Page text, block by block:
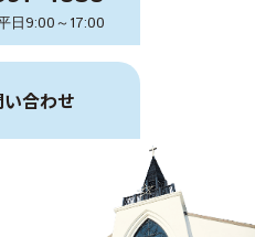
日9:00～17:00
合わせ